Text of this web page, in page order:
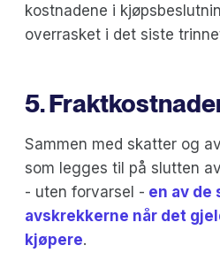
kostnadene i
overrasket i det siste
5.
Sammen med skatter og
som legges til på slutten
- uten forvarsel - en av de
avskrekkerne når det
kjøpere.